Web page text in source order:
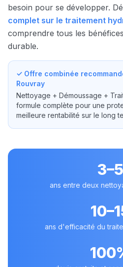
besoin pour se développer.
complet sur le traitement
comprendre tous les
durable.
✓ Offre combinée
Rouvray
Nettoyage + Démoussage +
formule complète pour une
meilleure rentabilité sur le long
3–5
ans entre deux
ans d'efficacité du